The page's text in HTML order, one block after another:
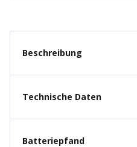
Beschreibung
Technische Daten
Batteriepfand